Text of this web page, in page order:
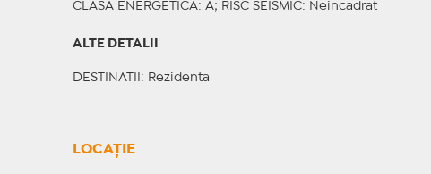
CLASA ENERGETICA: A; RISC SEISMIC: Neincadrat
ALTE DETALII
DESTINATII : Rezidenta
LOCAȚIE